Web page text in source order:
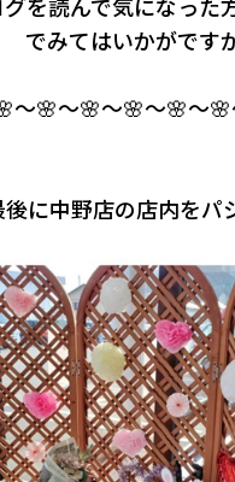
でみてはいかがです
～🌸～🌸～🌸～🌸～
後に中野店の店内をパ